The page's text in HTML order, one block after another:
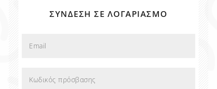
ΣΎΝΔΕΣΗ ΣΕ ΛΟΓΑΡΙΑΣΜΌ